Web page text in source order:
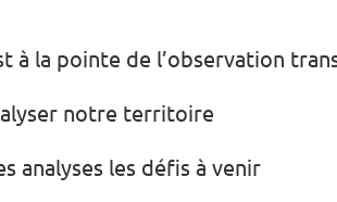
à la pointe de l’observation
notre territoire
analyses les défis à venir